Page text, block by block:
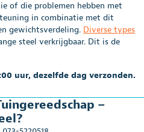
of die problemen hebben met
in combinatie met dit
gewichtsverdeling. Diverse types
steel verkrijgbaar. Dit is de
uur, dezelfde dag verzonden.
–